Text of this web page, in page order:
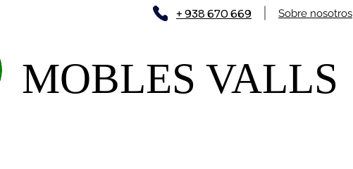
Sobre nosotros
+ 938 670 669
MOBLES VALLS​